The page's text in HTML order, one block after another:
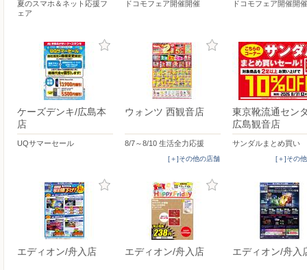
夏のスマホ＆ネット応援フ
ェア
ドコモフェア開催開催 ドコモフェア開催開催
ケーズデンキ/広島本
店
UQサマーセール
ウォンツ 西観音店
8/7～8/10 生活全力応援
[＋]その他の店舗
東京靴流通セン
広島観音店
サンダルまとめ買い
[＋]その
エディオン/舟入店 エディオン/舟入店 エディオン/舟入